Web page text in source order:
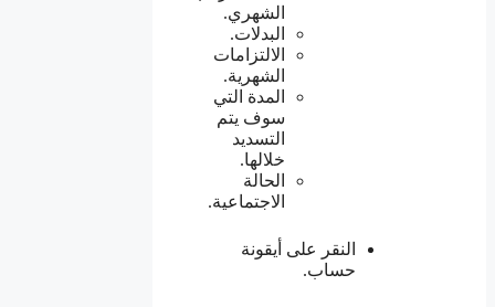
الشهري.
البدلات.
الالتزامات
الشهرية.
المدة التي
سوف يتم
التسديد
خلالها.
الحالة
الاجتماعية.
النقر على أيقونة
حساب.